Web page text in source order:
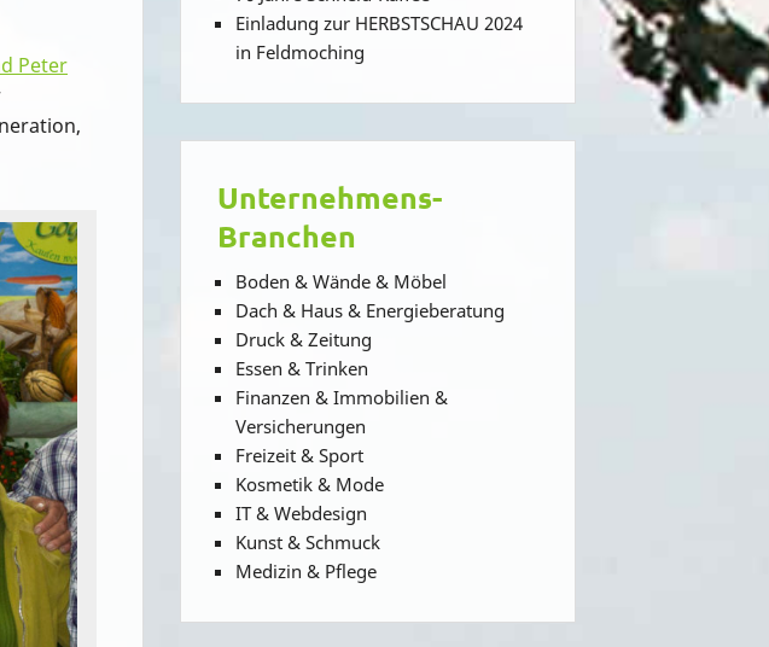
Peter
Einladung zur HERBSTSCHAU 2024
in Feldmoching
Unternehmens-
Branchen
Boden & Wände & Möbel
Dach & Haus & Energieberatung
Druck & Zeitung
Essen & Trinken
Finanzen & Immobilien &
Versicherungen
Freizeit & Sport
Kosmetik & Mode
IT & Webdesign
Kunst & Schmuck
Medizin & Pflege